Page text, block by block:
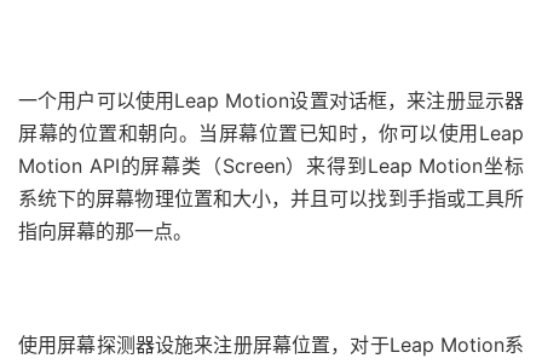
一个用户可以使用Leap Motion设置对话框，来注册显示器
屏幕的位置和朝向。当屏幕位置已知时，你可以使用Leap
Motion API的屏幕类（Screen）来得到Leap Motion坐标
系统下的屏幕物理位置和大小，并且可以找到手指或工具所
指向屏幕的那一点。
使用屏幕探测器设施来注册屏幕位置，对于Leap Motion系